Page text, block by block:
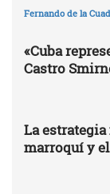
Fernando de la
«Cuba
Castro
La
marroquí y